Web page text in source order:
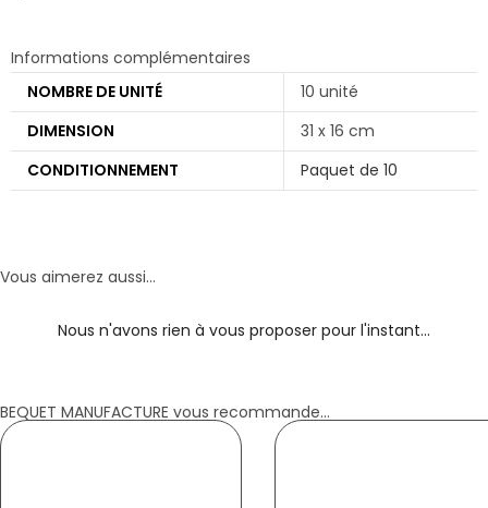
Informations complémentaires
NOMBRE DE UNITÉ
10 unité
DIMENSION
31 x 16 cm
CONDITIONNEMENT
Paquet de 10
Vous aimerez aussi...
Nous n'avons rien à vous proposer pour l'instant...
BEQUET MANUFACTURE vous recommande...